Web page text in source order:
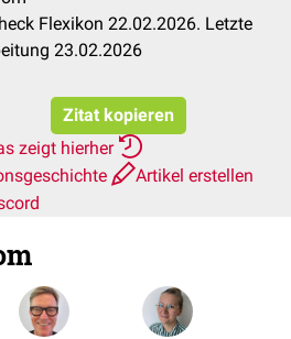
Flexikon 22.02.2026. Letzte
23.02.2026
Zitat kopieren
zeigt hierher
Artikel erstellen